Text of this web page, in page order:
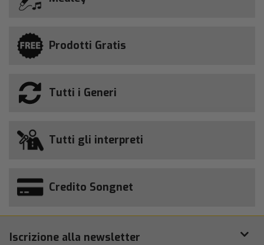
Prodotti Gratis
Tutti i Generi
Tutti gli interpreti
Credito Songnet
Iscrizione alla newsletter